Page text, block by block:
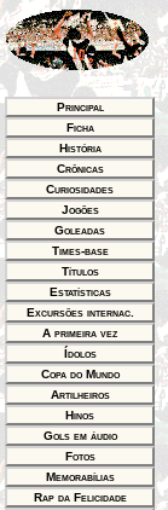
Principal
Ficha
História
Crônicas
Curiosidades
Jogões
Goleadas
Times-base
Títulos
Estatísticas
Excursões internac.
A primeira vez
Ídolos
Copa do Mundo
Artilheiros
Hinos
Gols em áudio
Fotos
Memorabílias
Rap da Felicidade